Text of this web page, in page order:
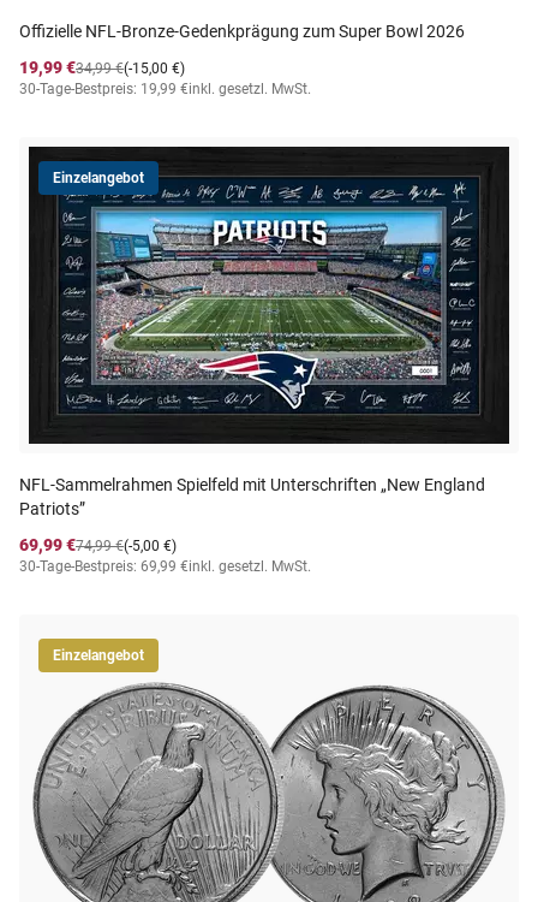
Offizielle NFL-Bronze-Gedenkprägung zum Super Bowl 2026
19,99 €
(-15,00 €)
34,99 €
30-Tage-Bestpreis: 19,99 €inkl. gesetzl. MwSt.
Einzelangebot
NFL-Sammelrahmen Spielfeld mit Unterschriften „New England
Patriots”
69,99 €
(-5,00 €)
74,99 €
30-Tage-Bestpreis: 69,99 €inkl. gesetzl. MwSt.
Einzelangebot